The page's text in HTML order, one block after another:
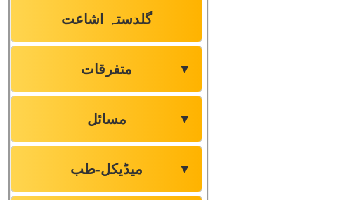
گلدستہ اشاعت
متفرقات ▼
مسائل ▼
میڈیکل-طب ▼